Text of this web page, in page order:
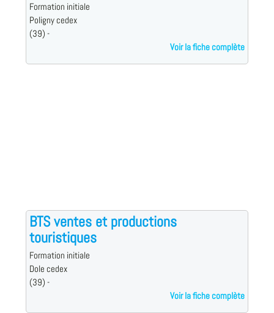
Formation initiale
Poligny cedex
(39) -
Voir la fiche complète
BTS ventes et productions
touristiques
Formation initiale
Dole cedex
(39) -
Voir la fiche complète